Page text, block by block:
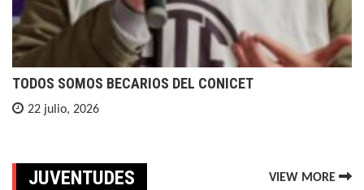
TODOS SOMOS BECARIOS DEL CONICET
22 julio, 2026
JUVENTUDES VIEW MORE